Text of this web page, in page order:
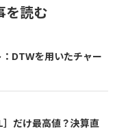
を読む
DTWを用いたチャー
］だけ最高値？決算直